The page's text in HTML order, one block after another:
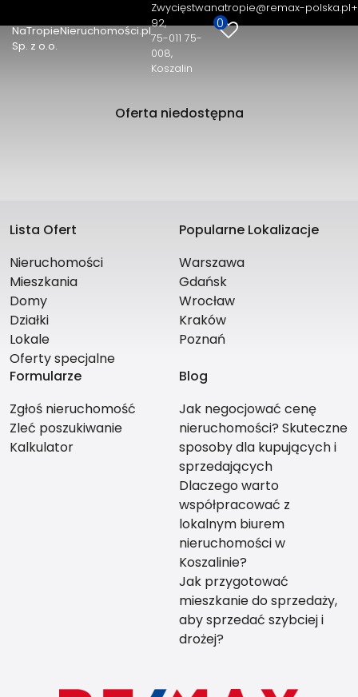
NaTropieNieruchomości.pl
Sp. z o.o.
Zwycięstwa
92
75-011 75-
008,
Koszalin
natropie@remax-polska.pl
0
Oferta niedostępna
Lista Ofert
Nieruchomości
Mieszkania
Domy
Działki
Lokale
Oferty specjalne
Popularne Lokalizacje
Warszawa
Gdańsk
Wrocław
Kraków
Poznań
Formularze
Zgłoś nieruchomość
Zleć poszukiwanie
Kalkulator
Blog
Jak negocjować cenę
nieruchomości? Skuteczne
sposoby dla kupujących i
sprzedających
Dlaczego warto
współpracować z
lokalnym biurem
nieruchomości w
Koszalinie?
Jak przygotować
mieszkanie do sprzedaży,
aby sprzedać szybciej i
drożej?